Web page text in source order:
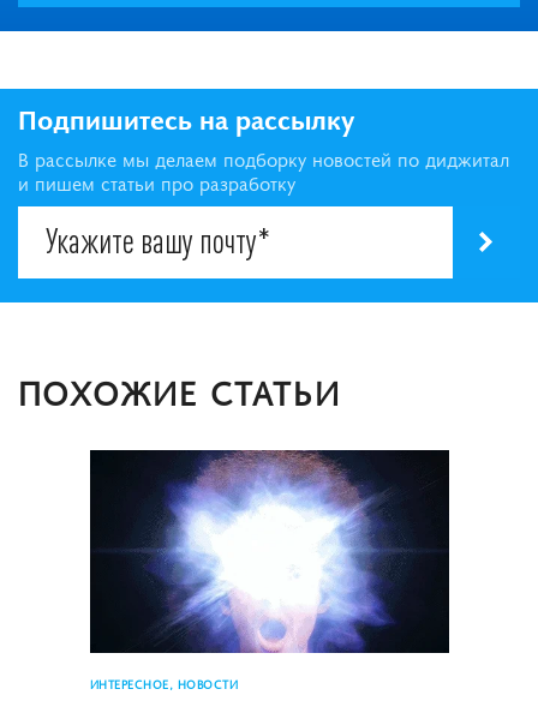
Подпишитесь на рассылку
В рассылке мы делаем подборку новостей по диджитал
и пишем статьи про разработку
ПОХОЖИЕ СТАТЬИ
ИНТЕРЕСНОЕ, НОВОСТИ